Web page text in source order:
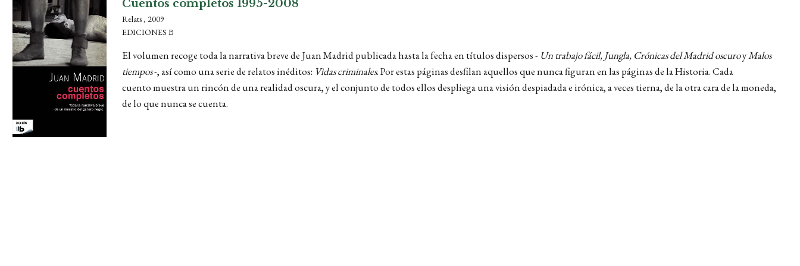
Cuentos completos 1995-2008
Relats , 2009
EDICIONES B
El volumen recoge toda la narrativa breve de Juan Madrid publicada hasta la fecha en títulos dispersos - Un trabajo fácil, Jungla, Crónicas del Madrid oscuroyMalos
tiempos-, así como una serie de relatos inéditos: Vidas criminales. Por estas páginas desfilan aquellos que nunca figuran en las páginas de la Historia. Cada
cuento muestra un rincón de una realidad oscura, y el conjunto de todos ellos despliega una visión despiadada e irónica, a veces tierna, de la otra cara de la moneda,
de lo que nunca se cuenta.